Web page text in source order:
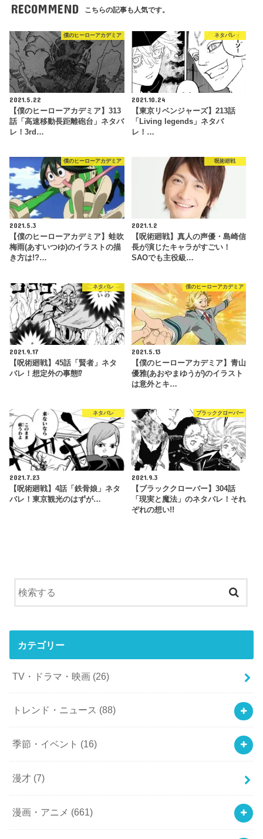
RECOMMEND こちらの記事も人気です。
僕のヒーローアカデミア
2021.5.22
【僕のヒーローアカデミア】313
話「高速移動長距離砲台」ネタバ
レ！3rd…
ネタバレ
2021.10.24
【東京リベンジャーズ】213話
「Living legends」ネタバ
レ！…
僕のヒーローアカデミア
2021.5.3
【僕のヒーローアカデミア】蛙吹
梅雨(あすいつゆ)のイラストの描
き方は!?…
呪術廻戦
2021.1.2
【呪術廻戦】真人の声優・島崎信
長が演じたキャラがすごい！
SAOでも主役級…
ネタバレ
2021.9.17
【呪術廻戦】45話「賢者」ネタ
バレ！想定外の事態⁉
僕のヒーローアカデミア
2021.5.13
【僕のヒーローアカデミア】青山
優雅(あおやまゆうが)のイラスト
は意外とキ…
ネタバレ
2021.7.23
【呪術廻戦】4話「鉄骨娘」ネタ
バレ！東京観光のはずが…
ブラッククローバー
2021.9.3
【ブラッククローバー】304話
「現実と魔法」のネタバレ！それ
ぞれの想い!!
カテゴリー
TV・ドラマ・映画 (26)
トレンド・ニュース (88)
季節・イベント (16)
漫才 (7)
漫画・アニメ (661)